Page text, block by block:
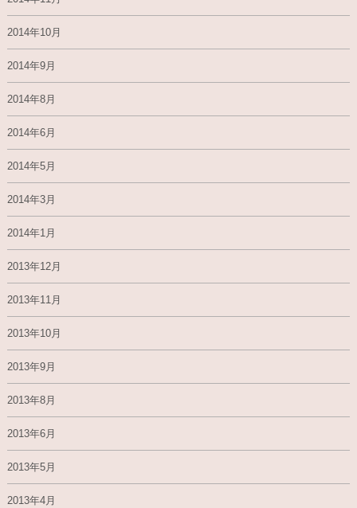
2014年10月
2014年9月
2014年8月
2014年6月
2014年5月
2014年3月
2014年1月
2013年12月
2013年11月
2013年10月
2013年9月
2013年8月
2013年6月
2013年5月
2013年4月